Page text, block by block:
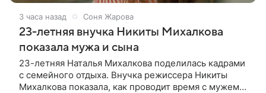
3 часа назад Соня Жарова
23-летняя внучка Никиты Михалкова
показала мужа и сына
23-летняя Наталья Михалкова поделилась кадрами
с семейного отдыха. Внучка режиссера Никиты
Михалкова показала, как проводит время с мужем